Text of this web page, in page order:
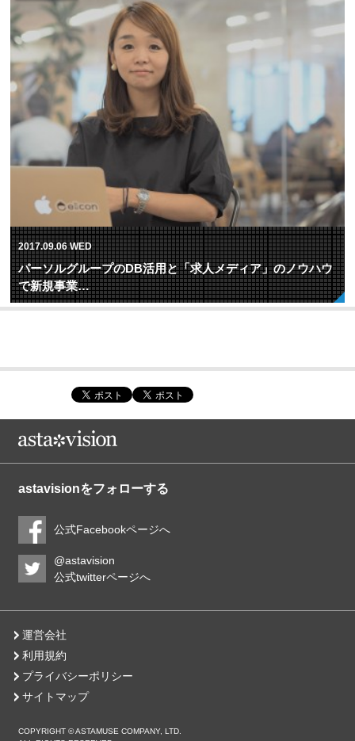
2017.09.06 WED
パーソルグループのDB活用と「求人メディア」のノウハウ
で新規事業…
astavisionをフォローする
公式Facebookページへ
@astavision
公式twitterページへ
運営会社
利用規約
プライバシーポリシー
サイトマップ
COPYRIGHT © ASTAMUSE COMPANY, LTD.